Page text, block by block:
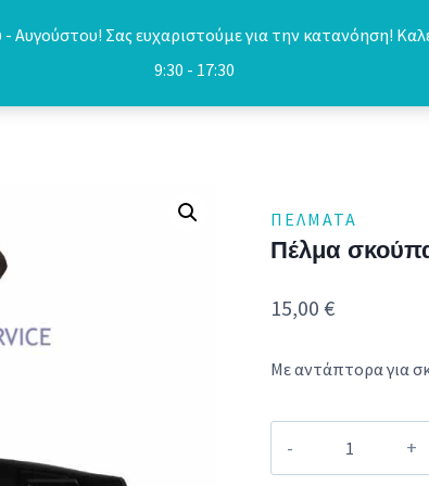
Σας ευχαριστούμε για την κατανόηση!
9:30 - 17:30
ΠΈΛΜΑΤΑ
Πέλμα
15,00€
Με αντάπτορα για
σκούπας